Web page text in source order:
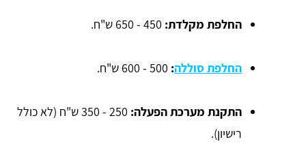
החלפת מקלדת:
החלפת סוללה: 500 - 600 ש"ח.
התקנת מערכת הפעלה:
250 - 350 ש"ח (לא כולל
רישיון).